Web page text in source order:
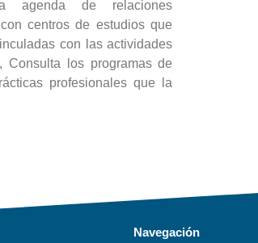
agenda de relaciones
centros de estudios que
con las actividades
Consulta los programas de
profesionales que la
Navegación